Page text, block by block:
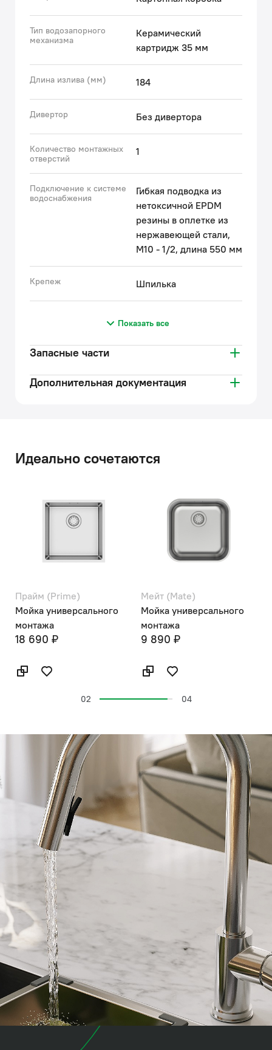
Тип водозапорного
механизма
Керамический
картридж 35 мм
Длина излива (мм) 184
Дивертор Без дивертора
Количество монтажных
отверстий
1
Подключение к системе
водоснабжения
Гибкая подводка из
нетоксичной EPDM
резины в оплетке из
нержавеющей стали,
М10 - 1/2, длина 550 мм
Крепеж Шпилька
Показать все
Запасные части
Дополнительная документация
Идеально сочетаются
Прайм (Prime)
Мойка универсального
монтажа
18 690 ₽
Мейт (Mate)
Мойка универсального
монтажа
9 890 ₽
02 04